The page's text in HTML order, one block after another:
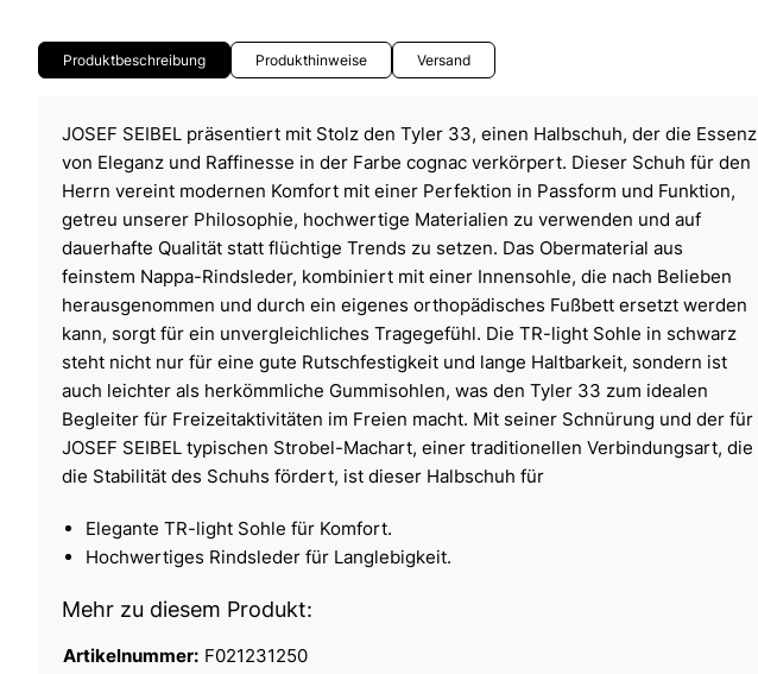
Produktbeschreibung Produkthinweise Versand
JOSEF SEIBEL präsentiert mit Stolz den Tyler 33, einen Halbschuh, der die Essenz
von Eleganz und Raffinesse in der Farbe cognac verkörpert. Dieser Schuh für den
Herrn vereint modernen Komfort mit einer Perfektion in Passform und Funktion,
getreu unserer Philosophie, hochwertige Materialien zu verwenden und auf
dauerhafte Qualität statt flüchtige Trends zu setzen. Das Obermaterial aus
feinstem Nappa-Rindsleder, kombiniert mit einer Innensohle, die nach Belieben
herausgenommen und durch ein eigenes orthopädisches Fußbett ersetzt werden
kann, sorgt für ein unvergleichliches Tragegefühl. Die TR-light Sohle in schwarz
steht nicht nur für eine gute Rutschfestigkeit und lange Haltbarkeit, sondern ist
auch leichter als herkömmliche Gummisohlen, was den Tyler 33 zum idealen
Begleiter für Freizeitaktivitäten im Freien macht. Mit seiner Schnürung und der für
JOSEF SEIBEL typischen Strobel-Machart, einer traditionellen Verbindungsart, die
die Stabilität des Schuhs fördert, ist dieser Halbschuh für
Elegante TR-light Sohle für Komfort.
Hochwertiges Rindsleder für Langlebigkeit.
Mehr zu diesem Produkt:
Artikelnummer: F021231250